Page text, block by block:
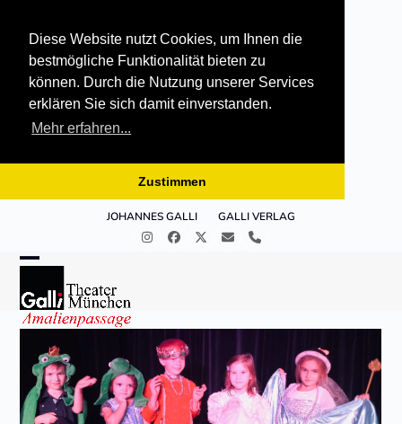
Diese Website nutzt Cookies, um Ihnen die
bestmögliche Funktionalität bieten zu
können. Durch die Nutzung unserer Services
erklären Sie sich damit einverstanden.
Mehr erfahren...
Zustimmen
JOHANNES GALLI GALLI VERLAG
InstagramFacebook
Twitter
E- Telefon
Open
mobile
menu
Close
mobile
menu